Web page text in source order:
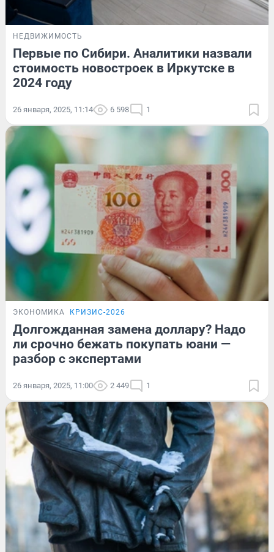
НЕДВИЖИМОСТЬ
Первые по Сибири. Аналитики назвали
стоимость новостроек в Иркутске в
2024 году
26 января, 2025, 11:14 6 598 1
ЭКОНОМИКА КРИЗИС-2026
Долгожданная замена доллару? Надо
ли срочно бежать покупать юани —
разбор с экспертами
26 января, 2025, 11:00 2 449 1